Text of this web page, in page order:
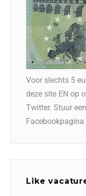
Voor slechts 5
deze site EN op
Twitter. Stuur
Like